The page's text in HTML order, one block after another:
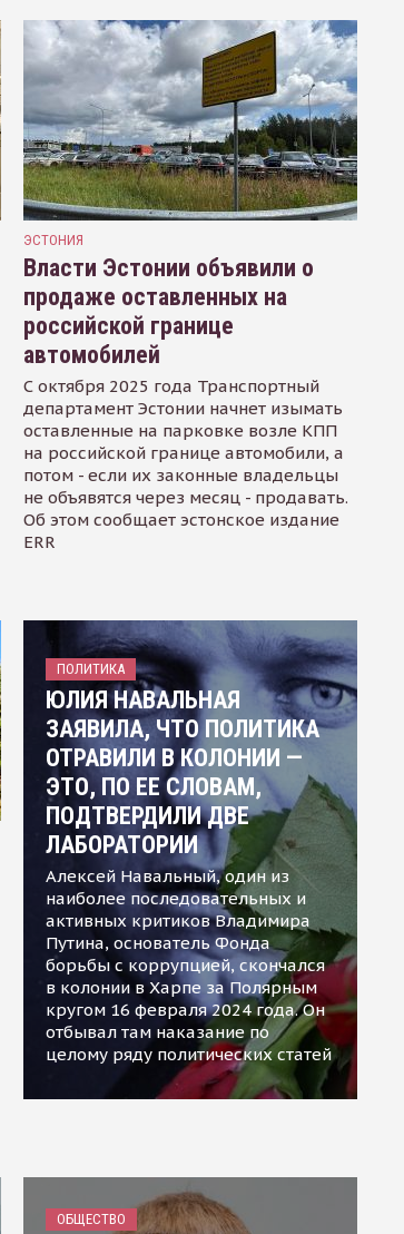
ЭСТОНИЯ
Власти Эстонии объявили о
продаже оставленных на
российской границе
автомобилей
С октября 2025 года Транспортный
департамент Эстонии начнет изымать
оставленные на парковке возле КПП
на российской границе автомобили, а
потом - если их законные владельцы
не объявятся через месяц - продавать.
Об этом сообщает эстонское издание
ERR
ПОЛИТИКА
ЮЛИЯ НАВАЛЬНАЯ
ЗАЯВИЛА, ЧТО ПОЛИТИКА
ОТРАВИЛИ В КОЛОНИИ —
ЭТО, ПО ЕЕ СЛОВАМ,
ПОДТВЕРДИЛИ ДВЕ
ЛАБОРАТОРИИ
Алексей Навальный, один из
наиболее последовательных и
активных критиков Владимира
Путина, основатель Фонда
борьбы с коррупцией, скончался
в колонии в Харпе за Полярным
кругом 16 февраля 2024 года. Он
отбывал там наказание по
целому ряду политических статей
ОБЩЕСТВО